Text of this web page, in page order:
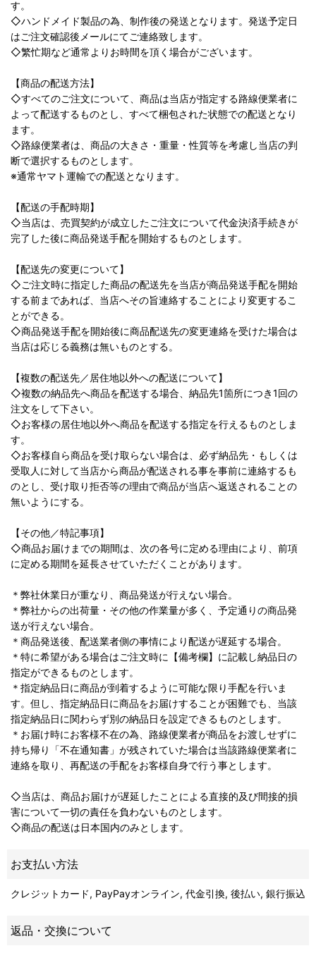
す。
◇ハンドメイド製品の為、制作後の発送となります。発送予定日
はご注文確認後メールにてご連絡致します。
◇繁忙期など通常よりお時間を頂く場合がございます。
【商品の配送方法】
◇すべてのご注文について、商品は当店が指定する路線便業者に
よって配送するものとし、すべて梱包された状態での配送となり
ます。
◇路線便業者は、商品の大きさ・重量・性質等を考慮し当店の判
断で選択するものとします。
※通常ヤマト運輸での配送となります。
【配送の手配時期】
◇当店は、売買契約が成立したご注文について代金決済手続きが
完了した後に商品発送手配を開始するものとします。
【配送先の変更について】
◇ご注文時に指定した商品の配送先を当店が商品発送手配を開始
する前まであれば、当店へその旨連絡することにより変更するこ
とができる。
◇商品発送手配を開始後に商品配送先の変更連絡を受けた場合は
当店は応じる義務は無いものとする。
【複数の配送先／居住地以外への配送について】
◇複数の納品先へ商品を配送する場合、納品先1箇所につき1回の
注文をして下さい。
◇お客様の居住地以外へ商品を配送する指定を行えるものとしま
す。
◇お客様自ら商品を受け取らない場合は、必ず納品先・もしくは
受取人に対して当店から商品が配送される事を事前に連絡するも
のとし、受け取り拒否等の理由で商品が当店へ返送されることの
無いようにする。
【その他／特記事項】
◇商品お届けまでの期間は、次の各号に定める理由により、前項
に定める期間を延長させていただくことがあります。
＊弊社休業日が重なり、商品発送が行えない場合。
＊弊社からの出荷量・その他の作業量が多く、予定通りの商品発
送が行えない場合。
＊商品発送後、配送業者側の事情により配送が遅延する場合。
＊特に希望がある場合はご注文時に【備考欄】に記載し納品日の
指定ができるものとします。
＊指定納品日に商品が到着するように可能な限り手配を行いま
す。但し、指定納品日に商品をお届けすることが困難でも、当該
指定納品日に関わらず別の納品日を設定できるものとします。
＊お届け時にお客様不在の為、路線便業者が商品をお渡しせずに
持ち帰り「不在通知書」が残されていた場合は当該路線便業者に
連絡を取り、再配送の手配をお客様自身で行う事とします。
◇当店は、商品お届けが遅延したことによる直接的及び間接的損
害について一切の責任を負わないものとします。
◇商品の配送は日本国内のみとします。
お支払い方法
クレジットカード, PayPayオンライン, 代金引換, 後払い, 銀行振込
返品・交換について